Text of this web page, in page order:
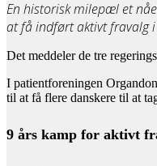
En historisk milepæl et
at få indført aktivt fravalg
Det meddeler de tre
I patientforeningen
til at få flere danskere til at
9 års kamp for aktivt